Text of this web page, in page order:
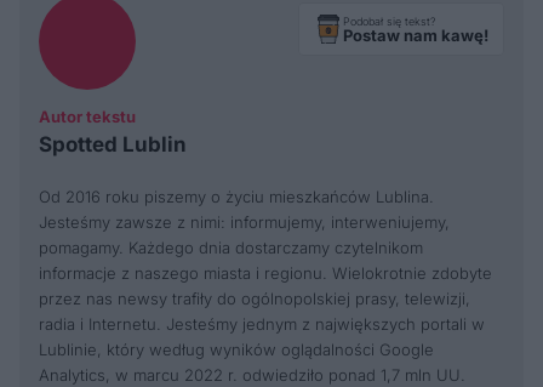
Autor tekstu
Spotted Lublin
Podobał się tekst?
Postaw nam kawę!
Od 2016 roku piszemy o życiu mieszkańców Lublina.
Jesteśmy zawsze z nimi: informujemy, interweniujemy,
pomagamy. Każdego dnia dostarczamy czytelnikom
informacje z naszego miasta i regionu. Wielokrotnie zdobyte
przez nas newsy trafiły do ogólnopolskiej prasy, telewizji,
radia i Internetu. Jesteśmy jednym z największych portali w
Lublinie, który według wyników oglądalności Google
Analytics, w marcu 2022 r. odwiedziło ponad 1,7 mln UU.